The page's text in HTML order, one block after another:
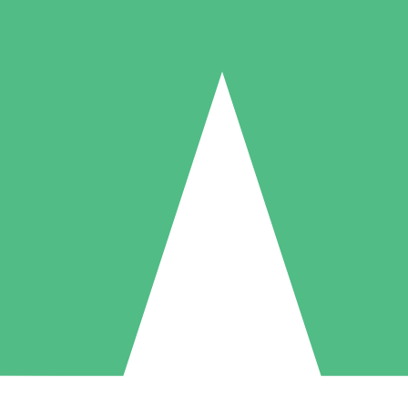
Individuelle Credit-Pakete
nach Bedarf mit Download-Credits. Keine monatliche Verpflichtung